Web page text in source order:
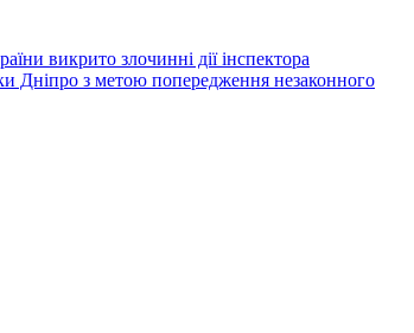
викрито злочинні дії інспектора
Дніпро з метою попередження незаконного